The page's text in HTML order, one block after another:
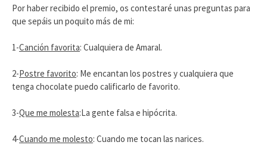
Por haber recibido el premio, os contestaré unas preguntas para
que sepáis un poquito más de mi:
1-Canción favorita: Cualquiera de Amaral.
2-Postre favorito: Me encantan los postres y cualquiera que
tenga chocolate puedo calificarlo de favorito.
3-Que me molesta:La gente falsa e hipócrita.
4-Cuando me molesto: Cuando me tocan las narices.